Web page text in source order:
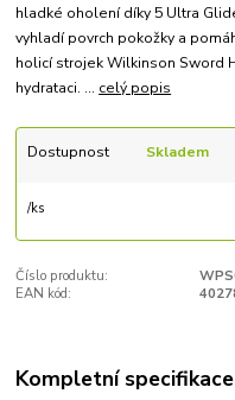
hladké oholení díky 5 Ultra
vyhladí povrch pokožky a
holicí strojek Wilkinson Sword
hydrataci. ... celý popis
Dostupnost Skladem
/ks
Číslo produktu:
EAN kód:
Kompletní specifikace